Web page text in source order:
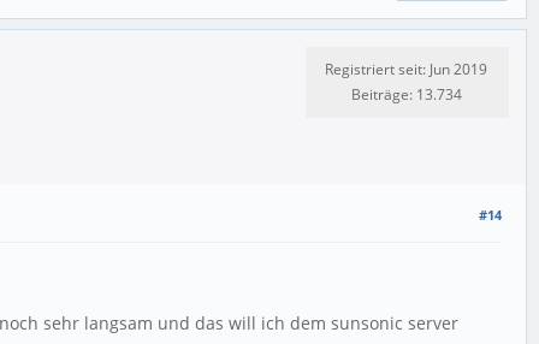
Registriert seit: Jun 2019
Beiträge: 13.734
#14
sehr langsam und das will ich dem sunsonic server